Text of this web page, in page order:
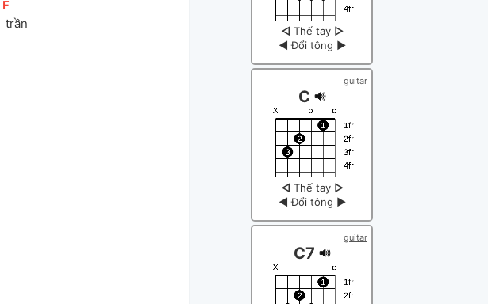
[F
trần
◁ Thế tay ▷
◀ Đổi tông ▶
guitar
C
◁ Thế tay ▷
◀ Đổi tông ▶
guitar
C7